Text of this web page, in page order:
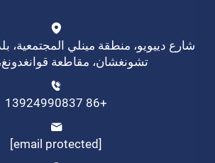
شارع دييويو، منطقة مينلي المجتمعية،
تشونغشان، مقاطعة
+86 13924990837
[email protected]